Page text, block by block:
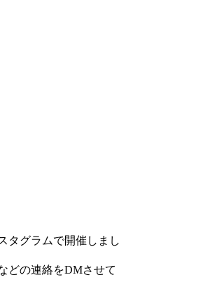
タグラムで開催しまし
どの連絡をDMさせて